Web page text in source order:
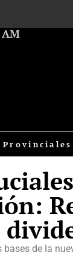
AM
Provinciales
de la